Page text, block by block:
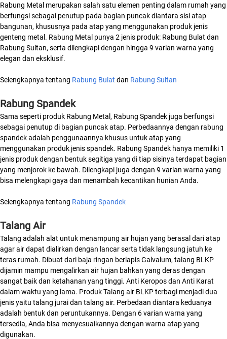
Rabung Metal merupakan salah satu elemen penting dalam rumah yang
berfungsi sebagai penutup pada bagian puncak diantara sisi atap
bangunan, khususnya pada atap yang menggunakan produk jenis
genteng metal. Rabung Metal punya 2 jenis produk: Rabung Bulat dan
Rabung Sultan, serta dilengkapi dengan hingga 9 varian warna yang
elegan dan eksklusif.
Selengkapnya tentang Rabung Bulat dan Rabung Sultan
Rabung Spandek
Sama seperti produk Rabung Metal, Rabung Spandek juga berfungsi
sebagai penutup di bagian puncak atap. Perbedaannya dengan rabung
spandek adalah penggunaannya khusus untuk atap yang
menggunakan produk jenis spandek. Rabung Spandek hanya memiliki 1
jenis produk dengan bentuk segitiga yang di tiap sisinya terdapat bagian
yang menjorok ke bawah. Dilengkapi juga dengan 9 varian warna yang
bisa melengkapi gaya dan menambah kecantikan hunian Anda.
Selengkapnya tentang Rabung Spandek
Talang Air
Talang adalah alat untuk menampung air hujan yang berasal dari atap
agar air dapat dialirkan dengan lancar serta tidak langsung jatuh ke
teras rumah. Dibuat dari baja ringan berlapis Galvalum, talang BLKP
dijamin mampu mengalirkan air hujan bahkan yang deras dengan
sangat baik dan ketahanan yang tinggi. Anti Keropos dan Anti Karat
dalam waktu yang lama. Produk Talang air BLKP terbagi menjadi dua
jenis yaitu talang jurai dan talang air. Perbedaan diantara keduanya
adalah bentuk dan peruntukannya. Dengan 6 varian warna yang
tersedia, Anda bisa menyesuaikannya dengan warna atap yang
digunakan.